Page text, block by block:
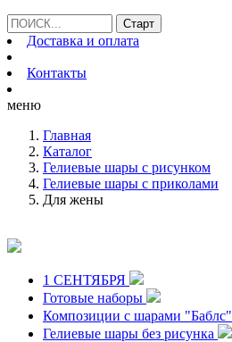
Доставка и оплата
Контакты
меню
Главная
Каталог
Гелиевые шары с рисунком
Гелиевые шары с приколами
Для жены
1 СЕНТЯБРЯ
Готовые наборы
Композиции с шарами "Баблс"
Гелиевые шары без рисунка